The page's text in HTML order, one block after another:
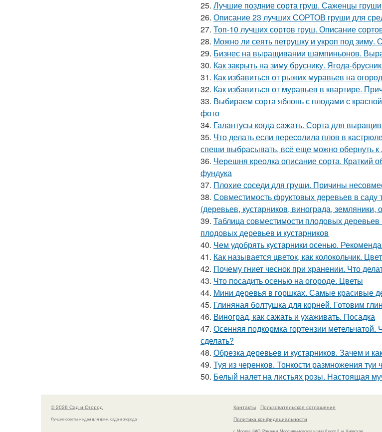
25. Лучшие поздние сорта груш. Саженцы груши
26. Описание 23 лучших СОРТОВ груши для
27. Топ-10 лучших сортов груш. Описание
28. Можно ли сеять петрушку и укроп под зиму.
29. Бизнес на выращивании шампиньонов.
30. Как закрыть на зиму бруснику. Ягода-
31. Как избавиться от рыжих муравьев на
32. Как избавиться от муравьев в квартире.
33. Выбираем сорта яблонь с плодами с
фото
34. Галантусы когда сажать. Сорта для
35. Что делать если пересолила плов в
спеши выбрасывать, всё еще можно обернуть
36. Черешня креолка описание сорта. Краткий
фундука
37. Плохие соседи для груши. Причины
38. Совместимость фруктовых деревьев в саду
(деревьев, кустарников, винограда, земляники,
39. Таблица совместимости плодовых
плодовых деревьев и кустарников
40. Чем удобрять кустарники осенью.
41. Как называется цветок, как колокольчик.
42. Почему гниет чеснок при хранении. Что
43. Что посадить осенью на огороде. Цветы
44. Мини деревья в горшках. Самые красивые
45. Глиняная болтушка для корней. Готовим
46. Виноград, как сажать и ухаживать. Посадка
47. Осенняя подкормка гортензии
сделать?
48. Обрезка деревьев и кустарников. Зачем и
49. Туя из черенков. Тонкости размножения туи
50. Белый налет на листьях розы. Настоящая
© 2026 Сад и Огород
Лучшие советы и идеи для дачи, сада и огорода
Контакты
Пользовательское соглашение
Политика конфидециальности
г. Москва, ЗАО, Раменки, Мосфильмовская улица 8 корп.2, м. Киевская